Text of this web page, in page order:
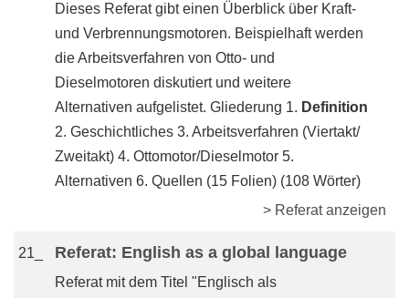
Dieses Referat gibt einen Überblick über Kraft-
und Verbrennungsmotoren. Beispielhaft werden
die Arbeitsverfahren von Otto- und
Dieselmotoren diskutiert und weitere
Alternativen aufgelistet. Gliederung 1. Definition
2. Geschichtliches 3. Arbeitsverfahren (Viertakt/
Zweitakt) 4. Ottomotor/Dieselmotor 5.
Alternativen 6. Quellen (15 Folien) (108 Wörter)
> Referat anzeigen
21_ Referat: English as a global language
Referat mit dem Titel "Englisch als